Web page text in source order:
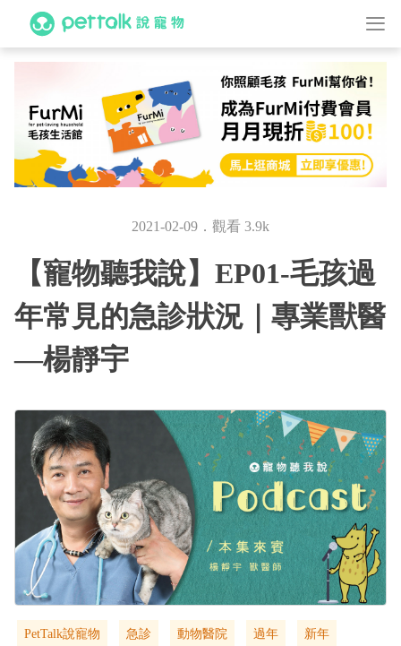
2021-02-09．觀看 3.9k
【寵物聽我說】EP01-毛孩過
年常見的急診狀況｜專業獸醫
—楊靜宇
PetTalk說寵物 急診 動物醫院 過年 新年